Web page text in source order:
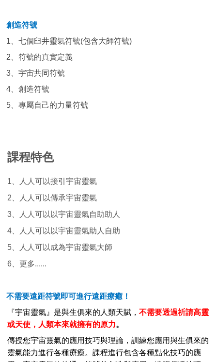
創造符號
1、 七個臼井靈氣符號(包含大師符號)
2、 符號的真實定義
3、 宇宙共同符號
4、 創造符號
5、 專屬自己的力量符號
課程特色
1、人人可以接引宇宙靈氣
2、人人可以傳承宇宙靈氣
3、人人可以以宇宙靈氣自助助人
4、人人可以以宇宙靈氣助人自助
5、人人可以成為宇宙靈氣大師
6、更多......
不需要遠距符號即可進行遠距療癒！
『宇宙靈氣』是與生俱來的人類天賦， 不需要透過祈請高靈
或天使，人類本來就擁有的原力。
傳授您宇宙靈氣的應用技巧與理論，訓練您應用與生俱來的
靈氣能力進行各種療癒。課程進行包含各種點化技巧的應